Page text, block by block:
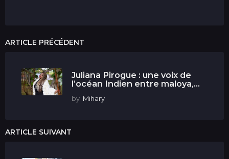
ARTICLE PRÉCÉDENT
Juliana Pirogue : une voix de
l’océan Indien entre maloya,...
by Mihary
ARTICLE SUIVANT